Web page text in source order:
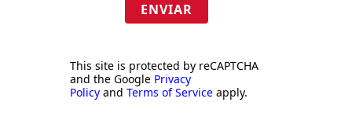
ENVIAR
This site is protected by reCAPTCHA
and the Google Privacy
Policy and Terms of Service apply.